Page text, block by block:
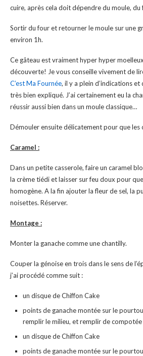
cuire, après cela doit dépendre du moule, du
Sortir du four et retourner le moule sur une
environ 1h.
Ce gâteau est vraiment hyper hyper
découverte! Je vous conseille vivement de
C’est Ma Fournée, il y a plein d’indications et
très bien expliqué. J’ai certainement eu la
réussir aussi bien dans un moule classique…
Démouler ensuite délicatement pour que les
Caramel :
Dans un petite casserole, faire un caramel
la crème tiédi et laisser sur feu doux pour
homogène. A la fin ajouter la fleur de sel, la
noisettes. Réserver.
Montage :
Monter la ganache comme une chantilly.
Couper la génoise en trois dans le sens de
j’ai procédé comme suit :
un disque de Chiffon Cake
points de ganache montée sur le
remplir le milieu, et remplir de
un disque de Chiffon Cake
points de ganache montée sur le